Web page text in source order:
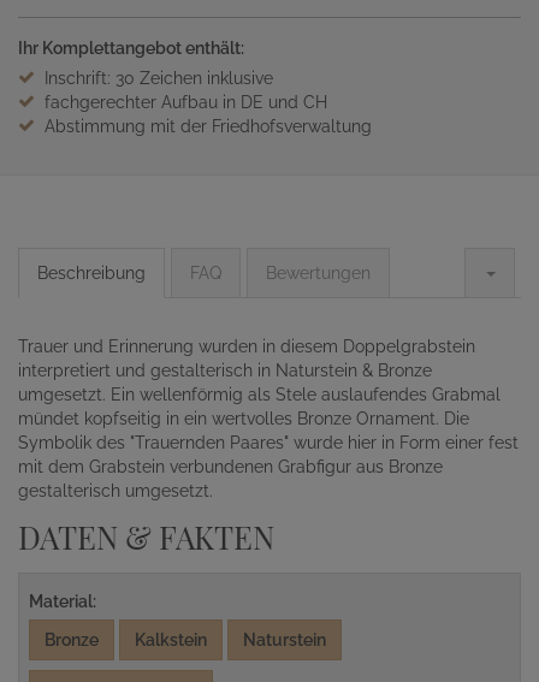
Ihr Komplettangebot enthält:
Inschrift: 30 Zeichen inklusive
fachgerechter Aufbau in DE und CH
Abstimmung mit der Friedhofsverwaltung
Beschreibung FAQ Bewertungen
Trauer und Erinnerung wurden in diesem Doppelgrabstein
interpretiert und gestalterisch in Naturstein & Bronze
umgesetzt. Ein wellenförmig als Stele auslaufendes Grabmal
mündet kopfseitig in ein wertvolles Bronze Ornament. Die
Symbolik des "Trauernden Paares" wurde hier in Form einer fest
mit dem Grabstein verbundenen Grabfigur aus Bronze
gestalterisch umgesetzt.
DATEN & FAKTEN
Material:
Bronze
Kalkstein Naturstein